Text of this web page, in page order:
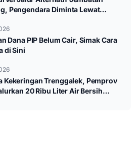
Pengendara Diminta Lewat
Dana PIP Belum Cair, Simak Cara
di Sini
Kekeringan Trenggalek, Pemprov
20 Ribu Liter Air Bersih